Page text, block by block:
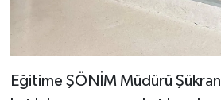
Eğitime ŞÖNİM Müdürü